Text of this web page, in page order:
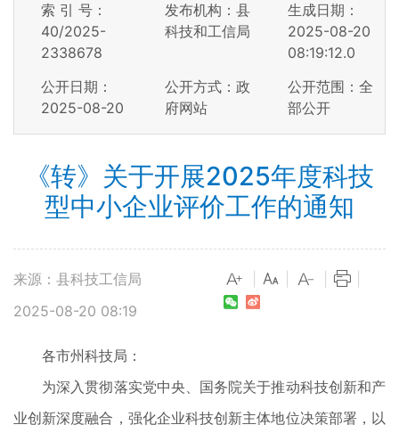
索 引 号：
40/2025-
2338678
发布机构：县
科技和工信局
生成日期：
2025-08-20
08:19:12.0
公开日期：
2025-08-20
公开方式：政
府网站
公开范围：全
部公开
《转》关于开展2025年度科技
型中小企业评价工作的通知
来源：县科技工信局
2025-08-20 08:19
各市州科技局：
为深入贯彻落实党中央、国务院关于推动科技创新和产
业创新深度融合，强化企业科技创新主体地位决策部署，以